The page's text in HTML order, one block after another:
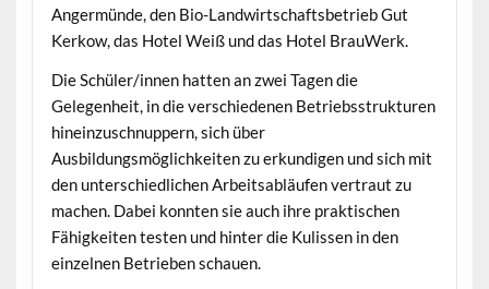
Angermünde, den Bio-Landwirtschaftsbetrieb Gut
Kerkow, das Hotel Weiß und das Hotel BrauWerk.
Die Schüler/innen hatten an zwei Tagen die
Gelegenheit, in die verschiedenen Betriebsstrukturen
hineinzuschnuppern, sich über
Ausbildungsmöglichkeiten zu erkundigen und sich mit
den unterschiedlichen Arbeitsabläufen vertraut zu
machen. Dabei konnten sie auch ihre praktischen
Fähigkeiten testen und hinter die Kulissen in den
einzelnen Betrieben schauen.